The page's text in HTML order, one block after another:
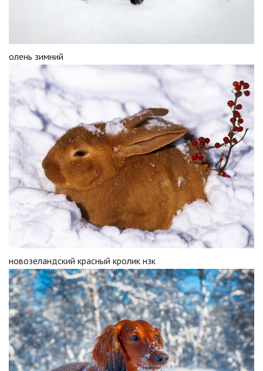
олень зимний
новозеландский красный кролик нзк